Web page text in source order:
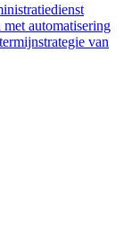
automatisering
van